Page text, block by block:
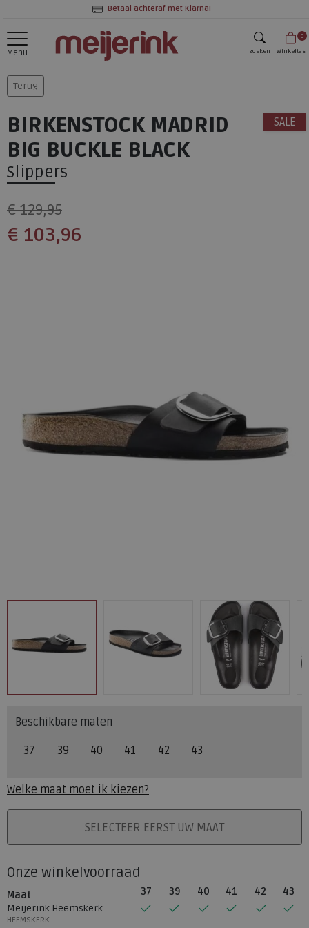
Betaal achteraf met Klarna!
Menu zoeken
0
Winkeltas
Terug
SALE
BIRKENSTOCK MADRID
BIG BUCKLE BLACK
Slippers
€ 129,95
€ 103,96
Beschikbare maten
37 39 40 41 42 43
Welke maat moet ik kiezen?
PLAATS IN WINKELMANDSELECTEER EERST UW MAAT
Onze winkelvoorraad
Maat 37 39 40 41 42
43
Meijerink Heemskerk
HEEMSKERK